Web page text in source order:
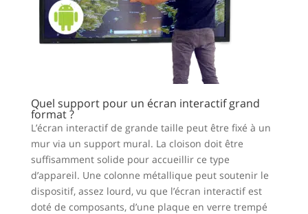
Quel support pour un écran interactif grand
format ?
L’écran interactif de grande taille peut être fixé à un
mur via un support mural. La cloison doit être
suffisamment solide pour accueillir ce type
d’appareil. Une colonne métallique peut soutenir le
dispositif, assez lourd, vu que l’écran interactif est
doté de composants, d’une plaque en verre trempé